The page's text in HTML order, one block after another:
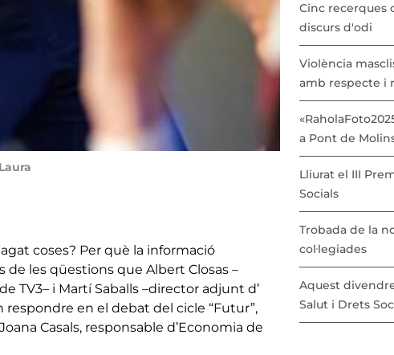
coses? Per què la informació
les qüestions que Albert Closas –
de TV3– i Martí Saballs –director adjunt d’
respondre en el debat del cicle “Futur”,
Casals, responsable d’Economia de
Cinc recerques
discurs d'odi
Violència
amb respecte i
a Pont de
Lliurat el III
Socials
Trobada de la
col·legiades
Aquest
Salut i Drets